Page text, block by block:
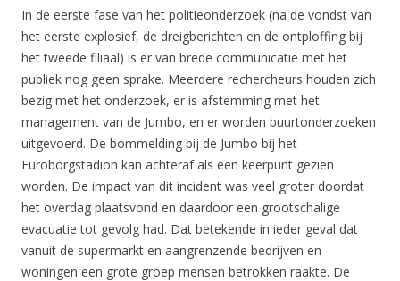
In de eerste fase van het politieonderzoek (na de vondst van
het eerste explosief, de dreigberichten en de ontploffing bij
het tweede filiaal) is er van brede communicatie met het
publiek nog geen sprake. Meerdere rechercheurs houden zich
bezig met het onderzoek, er is afstemming met het
management van de Jumbo, en er worden buurtonderzoeken
uitgevoerd. De bommelding bij de Jumbo bij het
Euroborgstadion kan achteraf als een keerpunt gezien
worden. De impact van dit incident was veel groter doordat
het overdag plaatsvond en daardoor een grootschalige
evacuatie tot gevolg had. Dat betekende in ieder geval dat
vanuit de supermarkt en aangrenzende bedrijven en
woningen een grote groep mensen betrokken raakte. De